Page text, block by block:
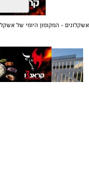
תגים:אשקלון, מרינה
החברה הכלכלית
תוכנית השקעה
אשקלונים - המקומון היומי של